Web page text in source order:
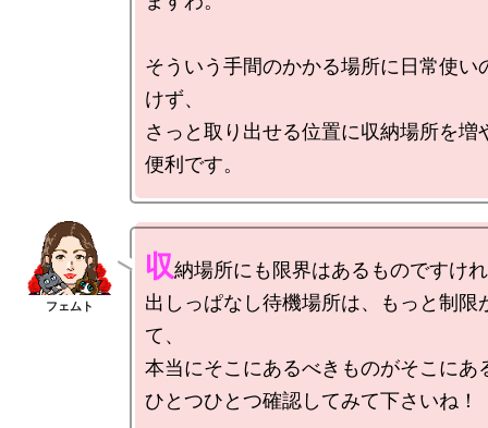
そういう手間のかかる場所に日常使い
けず、
さっと取り出せる位置に収納場所を増
収納場所にも限界はあるものですけ
出しっぱなし待機場所は、もっと制限
て、
本当にそこにあるべきものがそこにあ